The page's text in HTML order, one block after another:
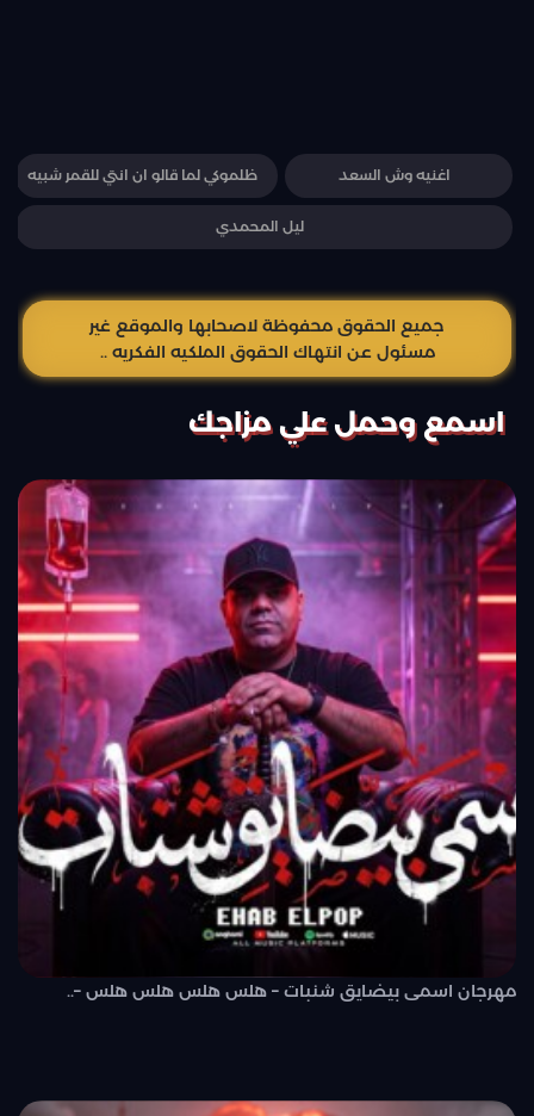
اغنيه وش السعد ظلموكي لما قالو ان انتي للقمر شبيه
ليل المحمدي
جميع الحقوق محفوظة لاصحابها والموقع غير
مسئول عن انتهاك الحقوق الملكيه الفكريه ..
اسمع وحمل علي مزاجك
مهرجان اسمى بيضايق شنبات – هلس هلس هلس هلس –..